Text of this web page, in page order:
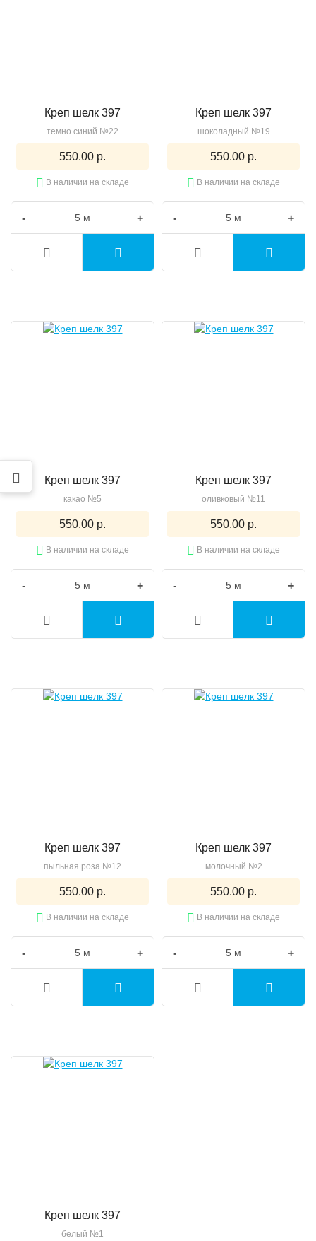
Креп шелк 397
темно синий №22
550.00 р.
В наличии на складе
- +
Креп шелк 397
шоколадный №19
550.00 р.
В наличии на складе
- +
Креп шелк 397
какао №5
550.00 р.
В наличии на складе
- +
Креп шелк 397
оливковый №11
550.00 р.
В наличии на складе
- +
Креп шелк 397
пыльная роза №12
550.00 р.
В наличии на складе
- +
Креп шелк 397
молочный №2
550.00 р.
В наличии на складе
- +
Креп шелк 397
белый №1